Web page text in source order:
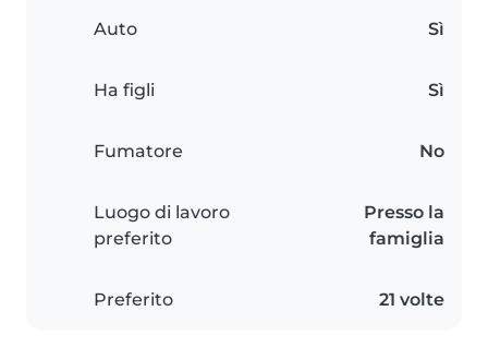
Auto Sì
Ha figli Sì
Fumatore No
Luogo di lavoro
preferito
Presso la
famiglia
Preferito 21 volte